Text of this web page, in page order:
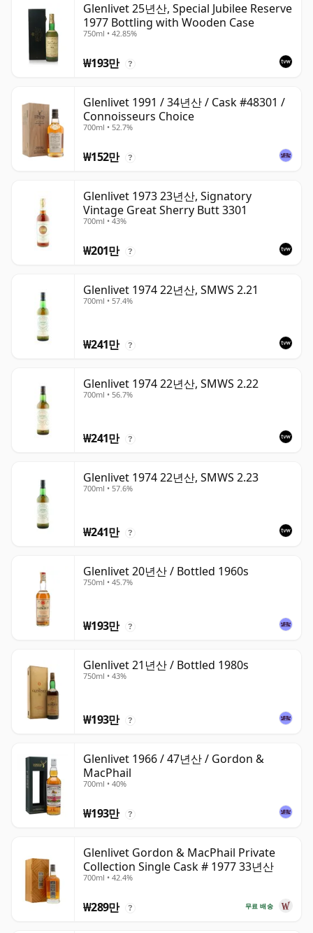
Glenlivet 25년산, Special Jubilee Reserve
1977 Bottling with Wooden Case
750ml • 42.85%
₩193만 ?
Glenlivet 1991 / 34년산 / Cask #48301 /
Connoisseurs Choice
700ml • 52.7%
₩152만 ?
Glenlivet 1973 23년산, Signatory
Vintage Great Sherry Butt 3301
700ml • 43%
₩201만 ?
Glenlivet 1974 22년산, SMWS 2.21
700ml • 57.4%
₩241만 ?
Glenlivet 1974 22년산, SMWS 2.22
700ml • 56.7%
₩241만 ?
Glenlivet 1974 22년산, SMWS 2.23
700ml • 57.6%
₩241만 ?
Glenlivet 20년산 / Bottled 1960s
750ml • 45.7%
₩193만 ?
Glenlivet 21년산 / Bottled 1980s
750ml • 43%
₩193만 ?
Glenlivet 1966 / 47년산 / Gordon &
MacPhail
700ml • 40%
₩193만 ?
Glenlivet Gordon & MacPhail Private
Collection Single Cask # 1977 33년산
700ml • 42.4%
무료 배송
₩289만 ?